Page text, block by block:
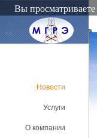
Вы просматриваете
Новости
Услуги
О компании